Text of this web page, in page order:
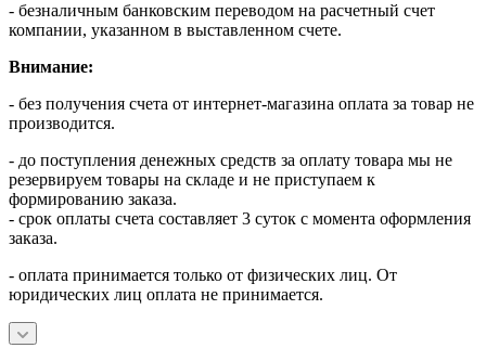
- безналичным банковским переводом на расчетный счет
компании, указанном в выставленном счете.
Внимание:
- без получения счета от интернет-магазина оплата за товар не
производится.
- до поступления денежных средств за оплату товара мы не
резервируем товары на складе и не приступаем к
формированию заказа.
- срок оплаты счета составляет 3 суток с момента оформления
заказа.
- оплата принимается только от физических лиц. От
юридических лиц оплата не принимается.